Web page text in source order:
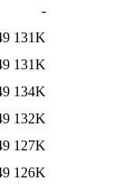
-
131K
131K
134K
132K
127K
126K